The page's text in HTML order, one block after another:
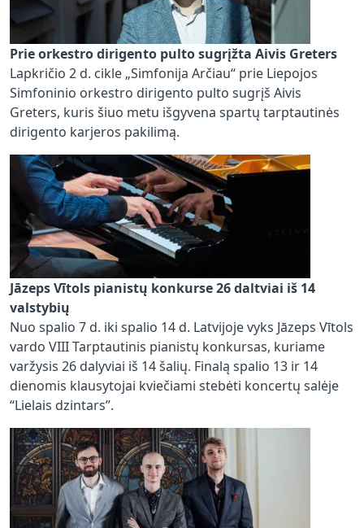
Prie orkestro dirigento pulto sugrįžta Aivis Greters
Lapkričio 2 d. cikle „Simfonija Arčiau“ prie Liepojos
Simfoninio orkestro dirigento pulto sugrįš Aivis
Greters, kuris šiuo metu išgyvena spartų tarptautinės
dirigento karjeros pakilimą.
Jāzeps Vītols pianistų konkurse 26 daltviai iš 14
valstybių
Nuo spalio 7 d. iki spalio 14 d. Latvijoje vyks Jāzeps Vītols
vardo VIII Tarptautinis pianistų konkursas, kuriame
varžysis 26 dalyviai iš 14 šalių. Finalą spalio 13 ir 14
dienomis klausytojai kviečiami stebėti koncertų salėje
“Lielais dzintars”.